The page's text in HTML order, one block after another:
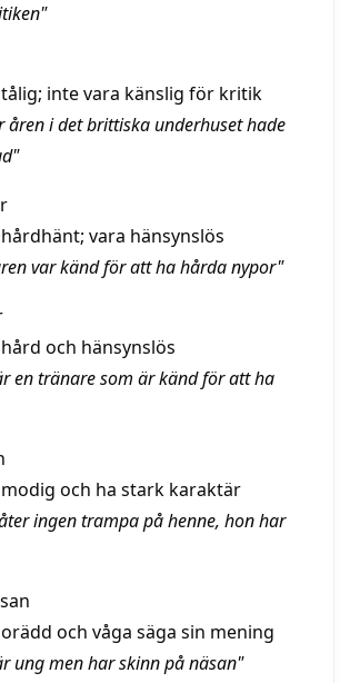
inte vara känslig för kritik
åren i det brittiska underhuset hade
vara hänsynslös
var känd för att ha hårda nypor"
och hänsynslös
en tränare som är känd för att ha
och ha stark karaktär
ingen trampa på henne, hon har
och våga säga sin mening
ung men har skinn på näsan"